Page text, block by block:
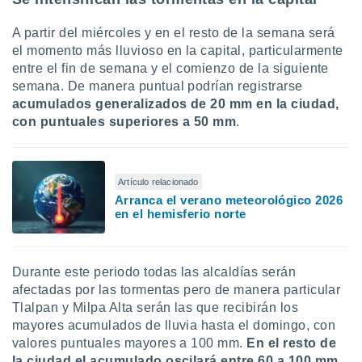
utilizar
crear un
contenido
medir el
la
el
del
o a través
de
de
de
uso de
A partir del miércoles y en el resto de la semana será
el momento más lluvioso en la capital, particularmente
entre el fin de semana y el comienzo de la siguiente
semana. De manera puntual podrían registrarse
acumulados generalizados de 20 mm en la ciudad,
con puntuales superiores a 50 mm.
Artículo relacionado
Arranca el verano meteorológico 2026
en el hemisferio norte
Durante este periodo todas las alcaldías serán
afectadas por las tormentas pero de manera particular
Tlalpan y Milpa Alta serán las que recibirán los
mayores acumulados de lluvia hasta el domingo, con
valores puntuales mayores a 100 mm. En el resto de